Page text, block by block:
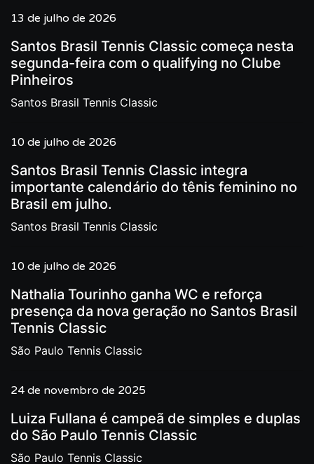
13 de julho de 2026
Santos Brasil Tennis Classic começa nesta
segunda-feira com o qualifying no Clube
Pinheiros
Santos Brasil Tennis Classic
10 de julho de 2026
Santos Brasil Tennis Classic integra
importante calendário do tênis feminino no
Brasil em julho.
Santos Brasil Tennis Classic
10 de julho de 2026
Nathalia Tourinho ganha WC e reforça
presença da nova geração no Santos Brasil
Tennis Classic
São Paulo Tennis Classic
24 de novembro de 2025
Luiza Fullana é campeã de simples e duplas
do São Paulo Tennis Classic
São Paulo Tennis Classic